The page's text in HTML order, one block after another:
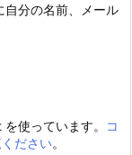
自分の名前、メール
使っています。
コ
ださい。